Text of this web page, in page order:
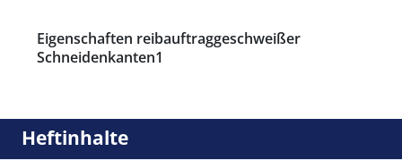
Eigenschaften reibauftraggeschweißer
Schneidenkanten1
Heftinhalte